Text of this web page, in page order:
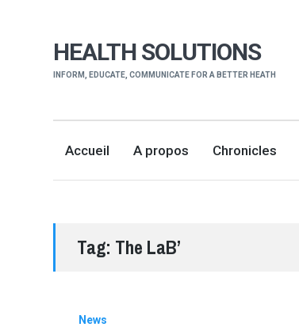
HEALTH SOLUTIONS
INFORM, EDUCATE, COMMUNICATE FOR A BETTER HEATH
Accueil A propos Chronicles
Tag: The LaB’
News